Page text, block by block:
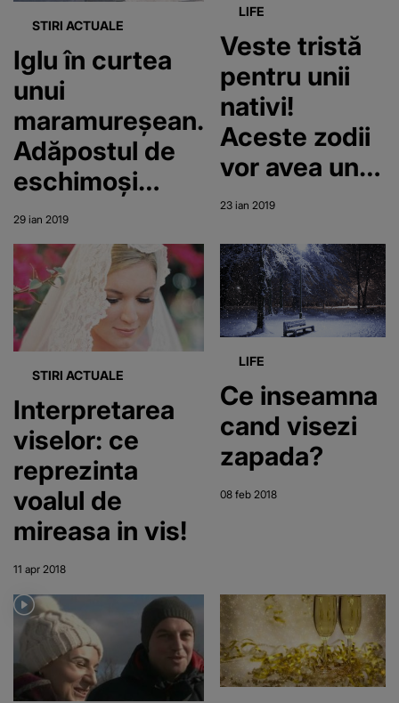
STIRI ACTUALE
Iglu în curtea
unui
maramureșean.
Adăpostul de
eschimoși
atrage privirile
tuturor
localnicilor
29 ian 2019
LIFE
Veste tristă
pentru unii
nativi!
Aceste zodii
vor avea un
februarie de
Nimic nu le
merge bine și
nu își vor
reveni ușor
23 ian 2019
STIRI ACTUALE
Interpretarea
viselor: ce
reprezinta
voalul de
mireasa in vis!
11 apr 2018
LIFE
Ce inseamna
cand visezi
zapada?
08 feb 2018